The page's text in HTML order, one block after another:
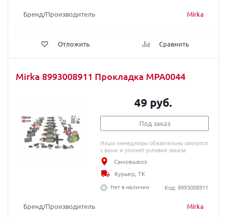
Бренд/Производитель Mirka
Отложить Сравнить
Mirka 8993008911 Прокладка MPA0044
Бренд/Производитель Mirka
49 руб.
Под заказ
Наши менеджеры обязательно свяжутся
с вами и уточнят условия заказа
Самовывоз
Курьер, ТК
Нет в наличии
Код: 8993008911